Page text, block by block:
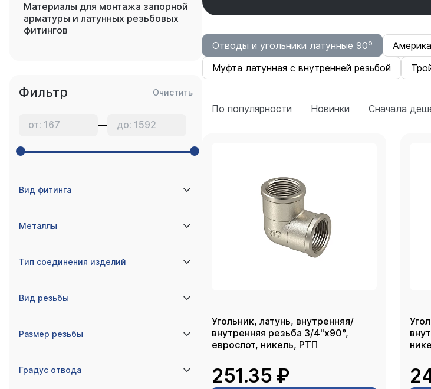
Материалы для монтажа запорной
арматуры и латунных резьбовых
фитингов
Фильтр Очистить
—
Вид фитинга
Металлы
Тип соединения изделий
Вид резьбы
Размер резьбы
Градус отвода
Отводы и угольники латунные 90⁰
Муфта латунная с внутренней резьбой
По популярности Новинки Сначала
Угольник, латунь, внутренняя/
внутренняя резьба 3/4"х90°,
еврослот, никель, РТП
251.35 ₽